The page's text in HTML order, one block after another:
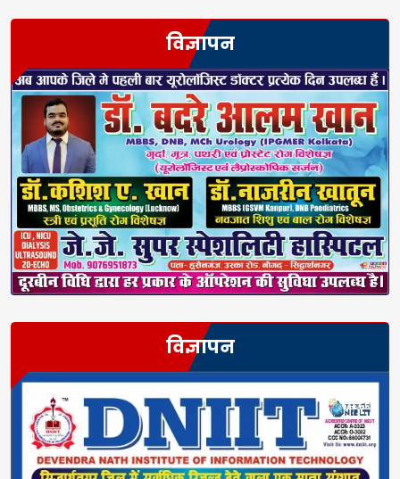
विज्ञापन
विज्ञापन